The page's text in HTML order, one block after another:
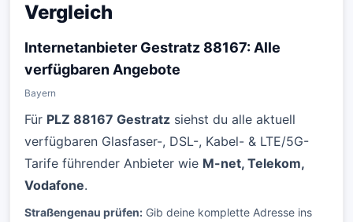
Vergleich
Internetanbieter Gestratz 88167: Alle
verfügbaren Angebote
Bayern
Für PLZ 88167 Gestratz siehst du alle aktuell
verfügbaren Glasfaser-, DSL-, Kabel- & LTE/5G-
Tarife führender Anbieter wie M-net, Telekom,
Vodafone.
Straßengenau prüfen: Gib deine komplette Adresse ins